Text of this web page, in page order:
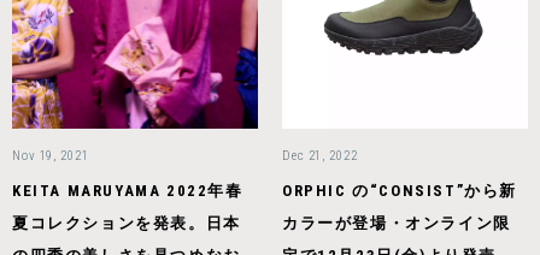
Nov 19, 2021
KEITA MARUYAMA 2022年春
夏コレクションを発表。日本
Dec 21, 2022
ORPHIC の“CONSIST”から新
カラーが登場・オンライン限